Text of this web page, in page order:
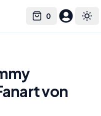
0
Cart
Select language
von